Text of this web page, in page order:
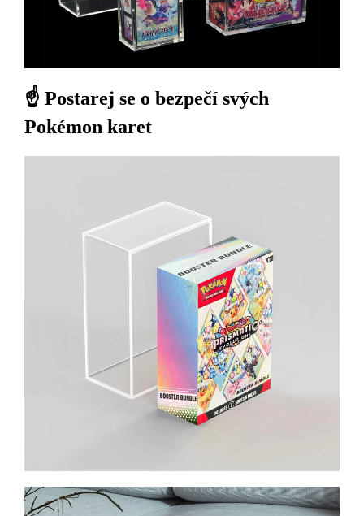
☝️ Postarej se o bezpečí svých
Pokémon karet